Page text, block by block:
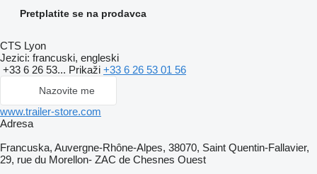
Pretplatite se na prodavca
CTS Lyon
Jezici: francuski, engleski
+33 6 26 53... Prikaži +33 6 26 53 01 56
Nazovite me
www.trailer-store.com
Adresa
Francuska, Auvergne-Rhône-Alpes, 38070, Saint Quentin-Fallavier,
29, rue du Morellon- ZAC de Chesnes Ouest